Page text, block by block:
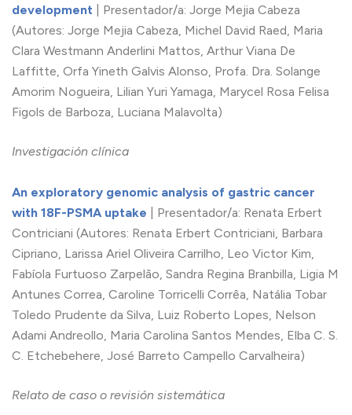
development | Presentador/a: Jorge Mejia Cabeza
(Autores: Jorge Mejia Cabeza, Michel David Raed, Maria
Clara Westmann Anderlini Mattos, Arthur Viana De
Laffitte, Orfa Yineth Galvis Alonso, Profa. Dra. Solange
Amorim Nogueira, Lilian Yuri Yamaga, Marycel Rosa Felisa
Figols de Barboza, Luciana Malavolta)
Investigación clínica
An exploratory genomic analysis of gastric cancer
with 18F-PSMA uptake | Presentador/a: Renata Erbert
Contriciani (Autores: Renata Erbert Contriciani, Barbara
Cipriano, Larissa Ariel Oliveira Carrilho, Leo Victor Kim,
Fabíola Furtuoso Zarpelão, Sandra Regina Branbilla, Ligia M
Antunes Correa, Caroline Torricelli Corrêa, Natália Tobar
Toledo Prudente da Silva, Luiz Roberto Lopes, Nelson
Adami Andreollo, Maria Carolina Santos Mendes, Elba C. S.
C. Etchebehere, José Barreto Campello Carvalheira)
Relato de caso o revisión sistemática